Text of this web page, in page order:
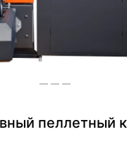
пеллетный